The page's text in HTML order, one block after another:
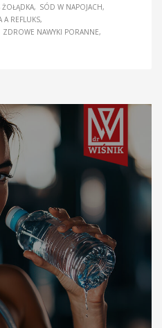
ŻOŁĄDKA
SÓD W NAPOJACH
A REFLUKS
ZDROWE NAWYKI PORANNE